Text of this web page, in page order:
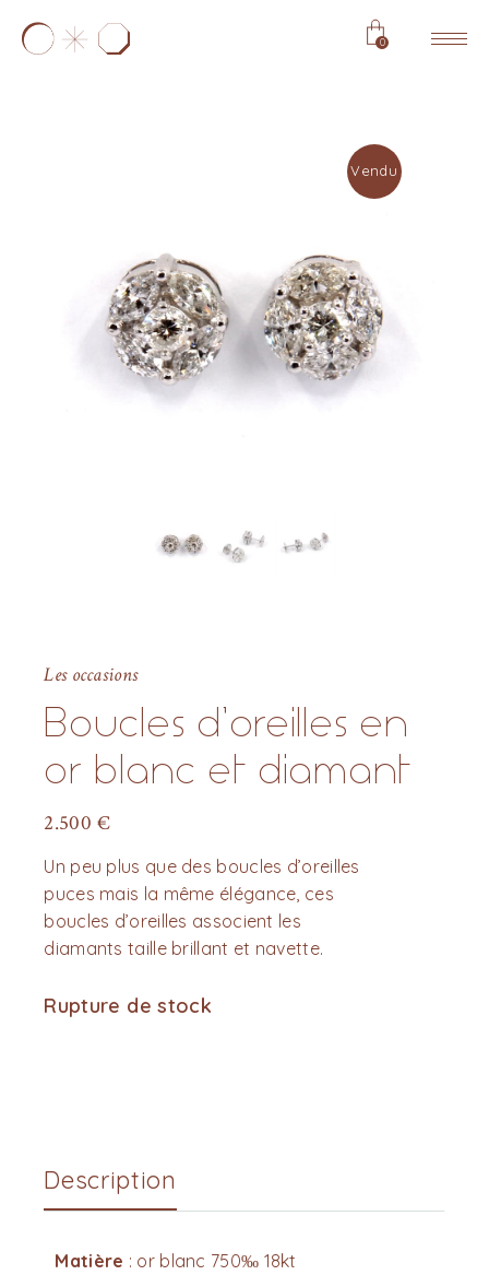
0
Vendu
Les occasions
Boucles d’oreilles en
or blanc et diamant
2.500 €
Un peu plus que des boucles d’oreilles
puces mais la même élégance, ces
boucles d’oreilles associent les
diamants taille brillant et navette.
Rupture de stock
Description
Matière : or blanc 750‰ 18kt